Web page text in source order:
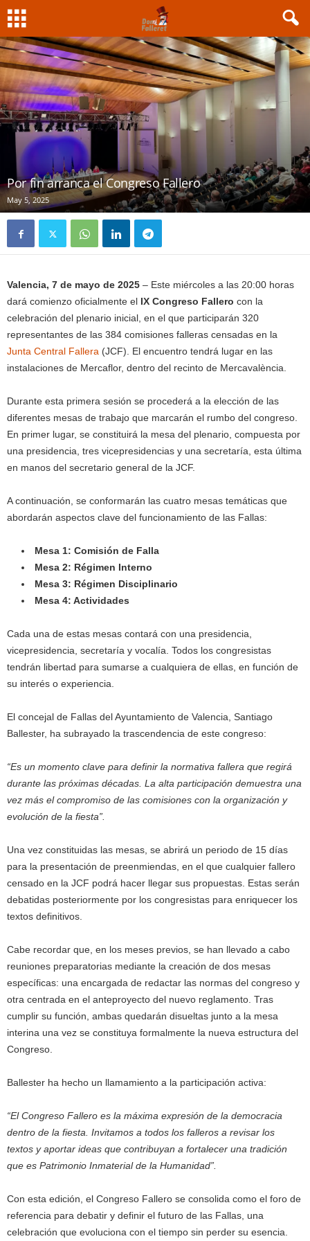
Por fin arranca el Congreso Fallero
May 5, 2025
Valencia, 7 de mayo de 2025 – Este miércoles a las 20:00 horas
dará comienzo oficialmente el IX Congreso Fallero con la
celebración del plenario inicial, en el que participarán 320
representantes de las 384 comisiones falleras censadas en la
Junta Central Fallera (JCF). El encuentro tendrá lugar en las
instalaciones de Mercaflor, dentro del recinto de Mercavalència.
Durante esta primera sesión se procederá a la elección de las
diferentes mesas de trabajo que marcarán el rumbo del congreso.
En primer lugar, se constituirá la mesa del plenario, compuesta por
una presidencia, tres vicepresidencias y una secretaría, esta última
en manos del secretario general de la JCF.
A continuación, se conformarán las cuatro mesas temáticas que
abordarán aspectos clave del funcionamiento de las Fallas:
Mesa 1: Comisión de Falla
Mesa 2: Régimen Interno
Mesa 3: Régimen Disciplinario
Mesa 4: Actividades
Cada una de estas mesas contará con una presidencia,
vicepresidencia, secretaría y vocalía. Todos los congresistas
tendrán libertad para sumarse a cualquiera de ellas, en función de
su interés o experiencia.
El concejal de Fallas del Ayuntamiento de Valencia, Santiago
Ballester, ha subrayado la trascendencia de este congreso:
“Es un momento clave para definir la normativa fallera que regirá
durante las próximas décadas. La alta participación demuestra una
vez más el compromiso de las comisiones con la organización y
evolución de la fiesta”.
Una vez constituidas las mesas, se abrirá un periodo de 15 días
para la presentación de preenmiendas, en el que cualquier fallero
censado en la JCF podrá hacer llegar sus propuestas. Estas serán
debatidas posteriormente por los congresistas para enriquecer los
textos definitivos.
Cabe recordar que, en los meses previos, se han llevado a cabo
reuniones preparatorias mediante la creación de dos mesas
específicas: una encargada de redactar las normas del congreso y
otra centrada en el anteproyecto del nuevo reglamento. Tras
cumplir su función, ambas quedarán disueltas junto a la mesa
interina una vez se constituya formalmente la nueva estructura del
Congreso.
Ballester ha hecho un llamamiento a la participación activa:
“El Congreso Fallero es la máxima expresión de la democracia
dentro de la fiesta. Invitamos a todos los falleros a revisar los
textos y aportar ideas que contribuyan a fortalecer una tradición
que es Patrimonio Inmaterial de la Humanidad”.
Con esta edición, el Congreso Fallero se consolida como el foro de
referencia para debatir y definir el futuro de las Fallas, una
celebración que evoluciona con el tiempo sin perder su esencia.